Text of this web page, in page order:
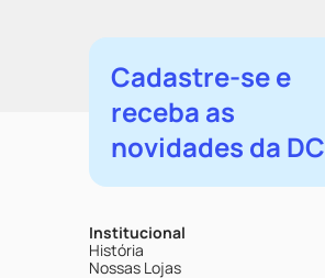
Cadastre-se e
receba as
novidades da DC
Institucional
História
Nossas Lojas